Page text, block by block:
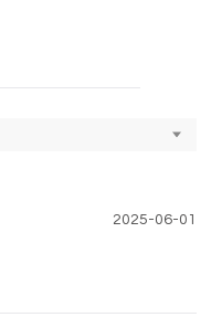
2025-06-01